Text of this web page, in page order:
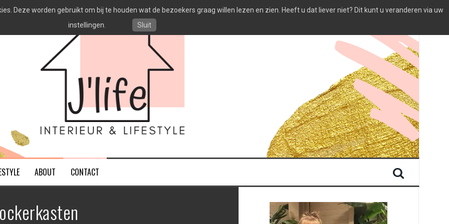
ABOUT CONTACT
Deze worden gebruikt om bij te houden wat de bezoekers graag willen lezen en zien. Heeft u dat liever niet? Dit kunt u veranderen via uw
instellingen.
Sluit